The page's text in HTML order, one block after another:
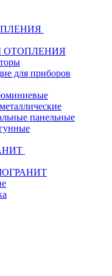
ОТОПЛЕНИЯ
для приборов
панельные